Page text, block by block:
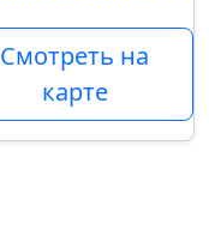
Смотреть на
карте